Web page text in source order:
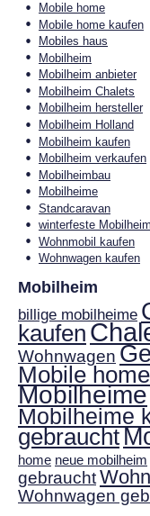
Mobile home
Mobile home kaufen
Mobiles haus
Mobilheim
Mobilheim anbieter
Mobilheim Chalets
Mobilheim hersteller
Mobilheim Holland
Mobilheim kaufen
Mobilheim verkaufen
Mobilheimbau
Mobilheime
Standcaravan
winterfeste
Wohnmobil kaufen
Wohnwagen kaufen
Mobilheim
billige mobilheime
kaufen
Wohnwagen
Mobile home
Mobilheime
Mobilheime
gebraucht
home neue mobilheim
gebraucht
Wohnwagen